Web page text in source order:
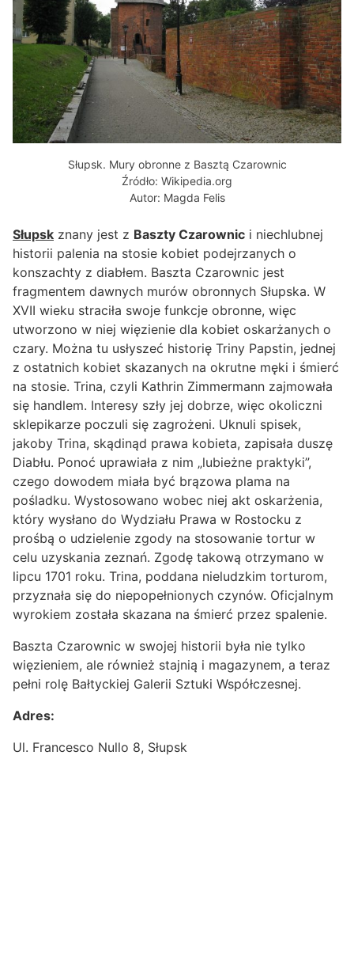
Słupsk. Mury obronne z Basztą Czarownic
Źródło: Wikipedia.org
Autor: Magda Felis
Słupsk znany jest z Baszty Czarownic i niechlubnej
historii palenia na stosie kobiet podejrzanych o
konszachty z diabłem. Baszta Czarownic jest
fragmentem dawnych murów obronnych Słupska. W
XVII wieku straciła swoje funkcje obronne, więc
utworzono w niej więzienie dla kobiet oskarżanych o
czary. Można tu usłyszeć historię Triny Papstin, jednej
z ostatnich kobiet skazanych na okrutne męki i śmierć
na stosie. Trina, czyli Kathrin Zimmermann zajmowała
się handlem. Interesy szły jej dobrze, więc okoliczni
sklepikarze poczuli się zagrożeni. Uknuli spisek,
jakoby Trina, skądinąd prawa kobieta, zapisała duszę
Diabłu. Ponoć uprawiała z nim „lubieżne praktyki”,
czego dowodem miała być brązowa plama na
pośladku. Wystosowano wobec niej akt oskarżenia,
który wysłano do Wydziału Prawa w Rostocku z
prośbą o udzielenie zgody na stosowanie tortur w
celu uzyskania zeznań. Zgodę takową otrzymano w
lipcu 1701 roku. Trina, poddana nieludzkim torturom,
przyznała się do niepopełnionych czynów. Oficjalnym
wyrokiem została skazana na śmierć przez spalenie.
Baszta Czarownic w swojej historii była nie tylko
więzieniem, ale również stajnią i magazynem, a teraz
pełni rolę Bałtyckiej Galerii Sztuki Współczesnej.
Adres:
Ul. Francesco Nullo 8, Słupsk